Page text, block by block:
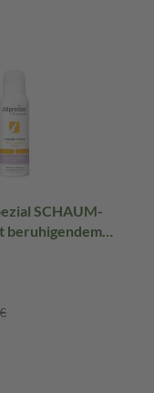
SCHAUM-
beruhigendem